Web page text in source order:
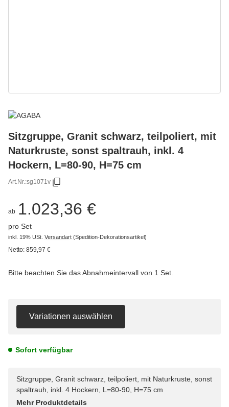
Sitzgruppe, Granit schwarz, teilpoliert, mit
Naturkruste, sonst spaltrauh, inkl. 4
Hockern, L=80-90, H=75 cm
Art.Nr.:sg1071v
ab 1.023,36 €
pro Set
inkl. 19% USt. Versandart (Spedition-Dekorationsartikel)
Netto: 859,97 €
Bitte beachten Sie das Abnahmeintervall von 1 Set.
Variationen auswählen
Sofort verfügbar
Sitzgruppe, Granit schwarz, teilpoliert, mit Naturkruste, sonst
spaltrauh, inkl. 4 Hockern, L=80-90, H=75 cm
Mehr Produktdetails